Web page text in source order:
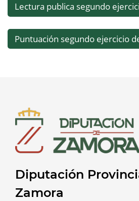
Lectura publica segundo
Puntuación segundo ejercicio
Diputación
Zamora